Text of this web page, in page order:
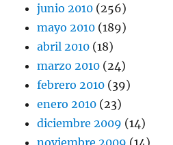
junio 2010 (256)
mayo 2010 (189)
abril 2010 (18)
marzo 2010 (24)
febrero 2010 (39)
enero 2010 (23)
diciembre 2009 (14)
noviembre 2009 (14)